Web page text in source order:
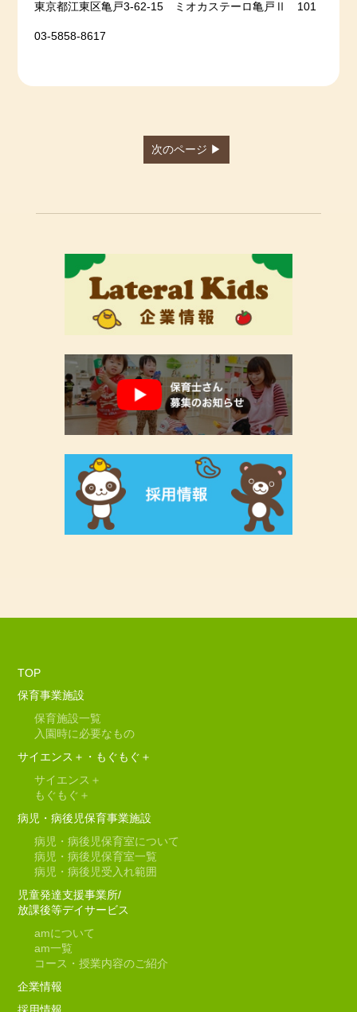
東京都江東区亀戸3-62-15 ミオカステーロ亀戸Ⅱ 101
03-5858-8617
次のページ ▶
TOP
保育事業施設
保育施設一覧
入園時に必要なもの
サイエンス＋・もぐもぐ＋
サイエンス＋
もぐもぐ＋
病児・病後児保育事業施設
病児・病後児保育室について
病児・病後児保育室一覧
病児・病後児受入れ範囲
児童発達支援事業所/
放課後等デイサービス
amについて
am一覧
コース・授業内容のご紹介
企業情報